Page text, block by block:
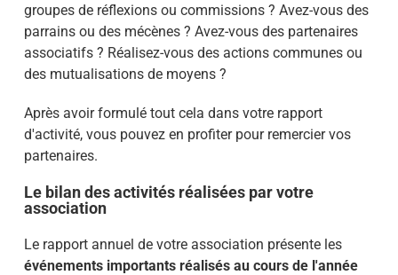
groupes de réflexions ou commissions ? Avez-vous des
parrains ou des mécènes ? Avez-vous des partenaires
associatifs ? Réalisez-vous des actions communes ou
des mutualisations de moyens ?
Après avoir formulé tout cela dans votre rapport
d'activité, vous pouvez en profiter pour remercier vos
partenaires.
Le bilan des activités réalisées par votre
association
Le rapport annuel de votre association présente les
événements importants réalisés au cours de l'année